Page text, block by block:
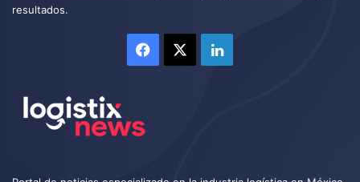
resultados.
Facebook LinkedIn